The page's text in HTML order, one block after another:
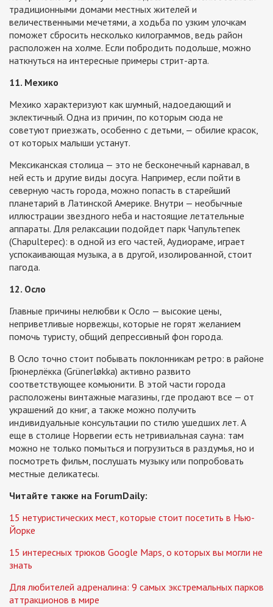
традиционными домами местных жителей и
величественными мечетями, а ходьба по узким улочкам
поможет сбросить несколько килограммов, ведь район
расположен на холме. Если побродить подольше, можно
наткнуться на интересные примеры стрит-арта.
11. Мехико
Мехико характеризуют как шумный, надоедающий и
эклектичный. Одна из причин, по которым сюда не
советуют приезжать, особенно с детьми, — обилие красок,
от которых малыши устанут.
Мексиканская столица — это не бесконечный карнавал, в
ней есть и другие виды досуга. Например, если пойти в
северную часть города, можно попасть в старейший
планетарий в Латинской Америке. Внутри — необычные
иллюстрации звездного неба и настоящие летательные
аппараты. Для релаксации подойдет парк Чапультепек
(Chapultepec): в одной из его частей, Аудиораме, играет
успокаивающая музыка, а в другой, изолированной, стоит
пагода.
12. Осло
Главные причины нелюбви к Осло — высокие цены,
неприветливые норвежцы, которые не горят желанием
помочь туристу, общий депрессивный фон города.
В Осло точно стоит побывать поклонникам ретро: в районе
Грюнерлёкка (Grünerløkka) активно развито
соответствующее комьюнити. В этой части города
расположены винтажные магазины, где продают все — от
украшений до книг, а также можно получить
индивидуальные консультации по стилю ушедших лет. А
еще в столице Норвегии есть нетривиальная сауна: там
можно не только помыться и погрузиться в раздумья, но и
посмотреть фильм, послушать музыку или попробовать
местные деликатесы.
Читайте также на ForumDaily:
15 нетуристических мест, которые стоит посетить в Нью-
Йорке
15 интересных трюков Google Maps, о которых вы могли не
знать
Для любителей адреналина: 9 самых экстремальных парков
аттракционов в мире